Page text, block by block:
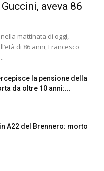
aveva 86
mattinata di oggi,
di 86 anni, Francesco
la pensione della
da oltre 10 anni:...
A22 del Brennero: morto